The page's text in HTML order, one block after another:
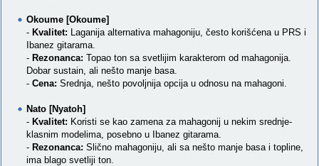
Okoume [Okoume]
- Kvalitet: Laganija alternativa mahagoniju, često korišćena u PRS i
Ibanez gitarama.
- Rezonanca: Topao ton sa svetlijim karakterom od mahagonija.
Dobar sustain, ali nešto manje basa.
- Cena: Srednja, nešto povoljnija opcija u odnosu na mahagoni.
Nato [Nyatoh]
- Kvalitet: Koristi se kao zamena za mahagonij u nekim srednje-
klasnim modelima, posebno u Ibanez gitarama.
- Rezonanca: Slično mahagoniju, ali sa nešto manje basa i topline,
ima blago svetliji ton.